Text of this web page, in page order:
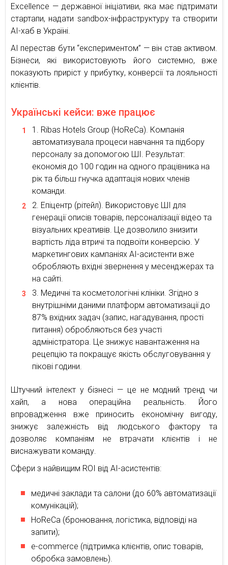
Excellence — державної ініціативи, яка має підтримати
стартапи, надати sandbox-інфраструктуру та створити
AI-хаб в Україні.
AI перестав бути “експериментом” — він став активом.
Бізнеси, які використовують його системно, вже
показують приріст у прибутку, конверсії та лояльності
клієнтів.
Українські кейси: вже працює
Ribas Hotels Group (HoReCa). Компанія
автоматизувала процеси навчання та підбору
персоналу за допомогою ШІ. Результат:
економія до 100 годин на одного працівника на
рік та більш гнучка адаптація нових членів
команди.
Епіцентр (рітейл). Використовує ШІ для
генерації описів товарів, персоналізації відео та
візуальних креативів. Це дозволило знизити
вартість ліда втричі та подвоїти конверсію. У
маркетингових кампаніях AI-асистенти вже
обробляють вхідні звернення у месенджерах та
на сайті.
Медичні та косметологічні клініки. Згідно з
внутрішніми даними платформ автоматизації до
87% вхідних задач (запис, нагадування, прості
питання) обробляються без участі
адміністратора. Це знижує навантаження на
рецепцію та покращує якість обслуговування у
пікові години.
Штучний інтелект у бізнесі — це не модний тренд чи
хайп, а нова операційна реальність. Його
впровадження вже приносить економічну вигоду,
знижує залежність від людського фактору та
дозволяє компаніям не втрачати клієнтів і не
виснажувати команду.
Сфери з найвищим ROI від AI-асистентів:
медичні заклади та салони (до 60% автоматизації
комунікацій);
HoReCa (бронювання, логістика, відповіді на
запити);
e-commerce (підтримка клієнтів, опис товарів,
обробка замовлень).